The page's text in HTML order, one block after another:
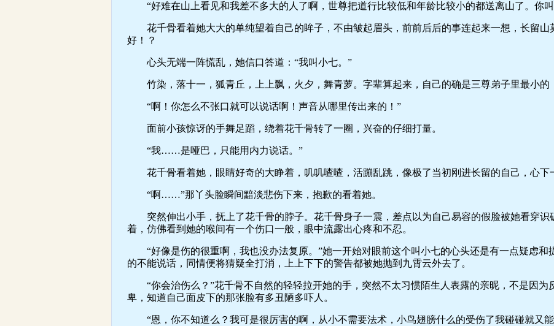
“好难在山上看见和我差不多大的人了啊，世尊把道行比较低和年龄比较小的都送离山了。你叫
花千骨看着她大大的单纯望着自己的眸子，不由皱起眉头，前前后后的事连起来一想，长留山
好！？
心头无端一阵慌乱，她信口答道：“我叫小七。”
竹染，落十一，狐青丘，上上飘，火夕，舞青萝。字辈算起来，自己的确是三尊弟子里最小的
“啊！你怎么不张口就可以说话啊！声音从哪里传出来的！”
面前小孩惊讶的手舞足蹈，绕着花千骨转了一圈，兴奋的仔细打量。
“我……是哑巴，只能用内力说话。”
花千骨看着她，眼睛好奇的大睁着，叽叽喳喳，活蹦乱跳，像极了当初刚进长留的自己，心下
“啊……”那丫头脸瞬间黯淡悲伤下来，抱歉的看着她。
突然伸出小手，抚上了花千骨的脖子。花千骨身子一震，差点以为自己易容的假脸被她看穿识
着，仿佛看到她的喉间有一个伤口一般，眼中流露出心疼和不忍。
“好像是伤的很重啊，我也没办法复原。”她一开始对眼前这个叫小七的心头还是有一点疑虑和
的不能说话，同情便将猜疑全打消，上上下下的警告都被她抛到九霄云外去了。
“你会治伤么？”花千骨不自然的轻轻拉开她的手，突然不太习惯陌生人表露的亲昵，不是因为
卑，知道自己面皮下的那张脸有多丑陋多吓人。
“恩，你不知道么？我可是很厉害的啊，从小不需要法术，小鸟翅膀什么的受伤了我碰碰就又